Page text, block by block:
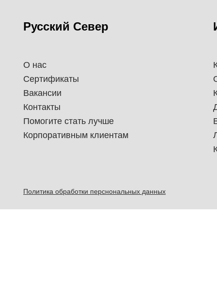
Русский Север
О нас
Сертификаты
Вакансии
Контакты
Помогите стать лучше
Корпоративным клиентам
Политика обработки перснональных данных